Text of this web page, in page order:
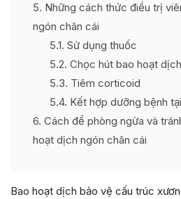
5 Những cách thức điều trị
ngón chân cái
5.1 Sử dụng thuốc
5.2 Chọc hút bao hoạt dịch
5.3 Tiêm corticoid
5.4 Kết hợp dưỡng bệnh
6 Cách để phòng ngừa và
hoạt dịch ngón chân cái
Bao hoạt dịch bảo vệ cấu trúc